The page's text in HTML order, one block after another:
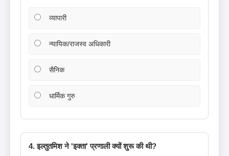
व्यापारी
न्यायिक/राजस्व अधिकारी
सैनिक
धार्मिक गुरु
4. इल्तुतमिश ने 'इक्ता' प्रणाली क्यों शुरू की थी?